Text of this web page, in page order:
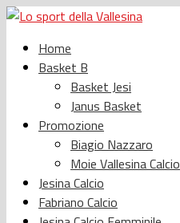
Home
Basket B
Basket Jesi
Janus Basket
Promozione
Biagio Nazzaro
Moie Vallesina Calcio
Jesina Calcio
Fabriano Calcio